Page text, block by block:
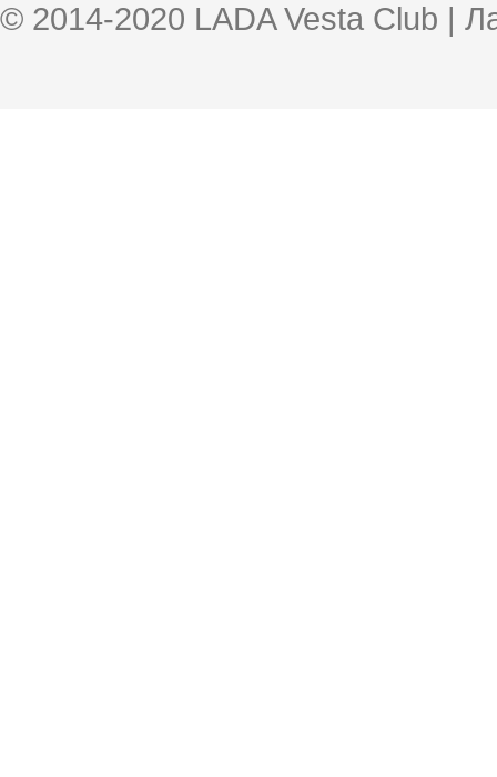
© 2014-2020 LADA Vesta Club |